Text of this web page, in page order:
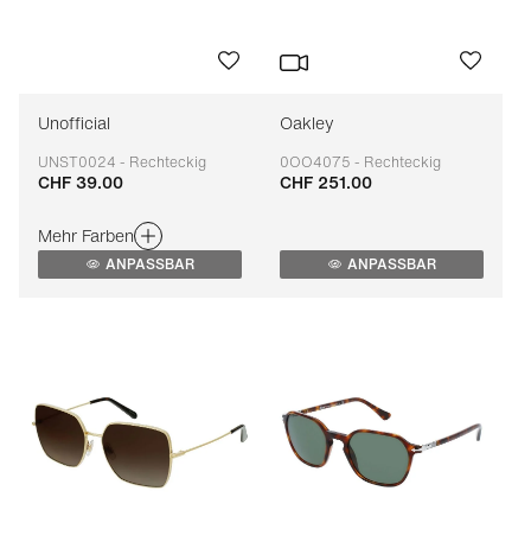
Unofficial
UNST0024 - Rechteckig
Anpassbar
CHF 39.00
Mehr Farben
ANPASSBAR
Oakley
0OO4075 - Rechteckig
Anpassbar
CHF 251.00
ANPASSBAR